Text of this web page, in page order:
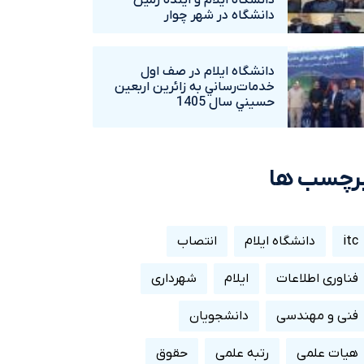
دانشگاه در شهر چوار
دانشگاه ايلام در صف اول
خدمات‌رساني به زائرين اربعين
حسيني سال 1405
ها
itc دانشگاه ایلام انتصاب
فناوری اطلاعات ایلام شهرداری
فنی و مهندسی دانشجویان
هیات علمی رتبه علمی حقوق